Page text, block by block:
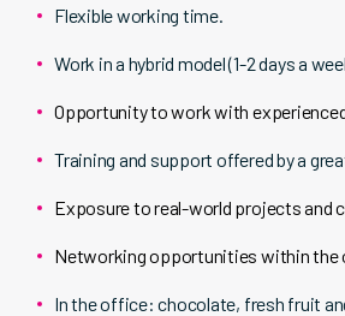
Flexible working time.
Work in a hybrid model (1-2 days a
Opportunity to work with
Training and support offered by a
Exposure to real-world projects and
Networking opportunities within the
In the office: chocolate, fresh fruit